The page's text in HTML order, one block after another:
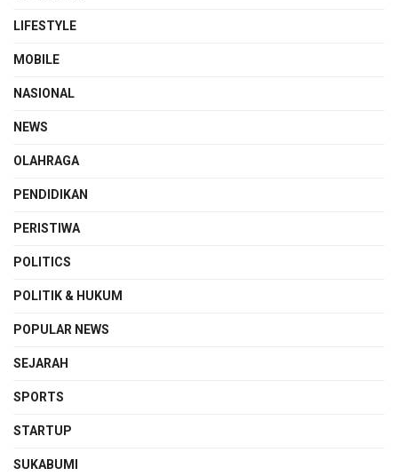
LIFESTYLE
MOBILE
NASIONAL
NEWS
OLAHRAGA
PENDIDIKAN
PERISTIWA
POLITICS
POLITIK & HUKUM
POPULAR NEWS
SEJARAH
SPORTS
STARTUP
SUKABUMI